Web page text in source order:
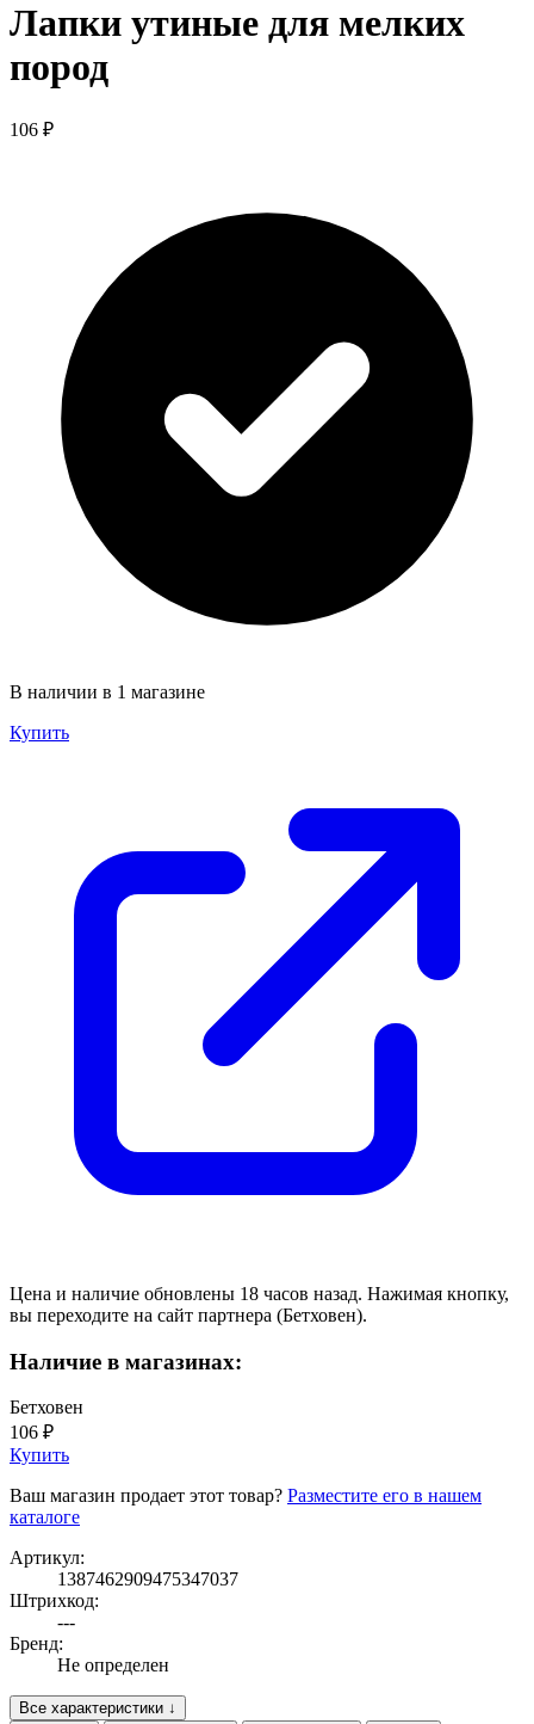
Лапки утиные для мелких
пород
106 ₽
В наличии в 1 магазине
Купить
Цена и наличие обновлены 18 часов назад. Нажимая кнопку,
вы переходите на сайт партнера (Бетховен).
Наличие в магазинах:
Бетховен
106 ₽
Купить
Ваш магазин продает этот товар? Разместите его в нашем
каталоге
Артикул:
1387462909475347037
Штрихкод:
---
Бренд:
Не определен
Все характеристики ↓